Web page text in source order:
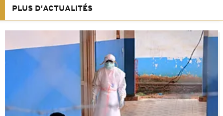
PLUS D'ACTUALITÉS